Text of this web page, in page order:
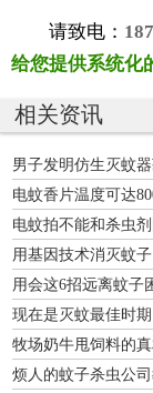
请致电：
给您提供系统化
相关资讯
男子发明仿生灭蚊
电蚊香片温度可达
电蚊拍不能和杀虫
用基因技术消灭蚊子
用会这6招远离蚊子
现在是灭蚊最佳时期
牧场奶牛甩饲料的
烦人的蚊子杀虫公